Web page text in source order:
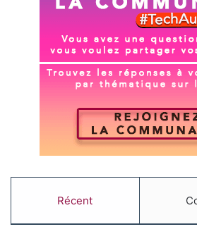
Récent